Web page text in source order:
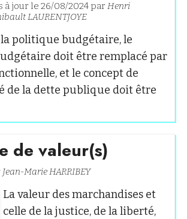
à jour le 26/08/2024 parHenri
LAURENTJOYE
politique budgétaire, le
doit être remplacé par
et le concept de
de la dette publique doit être
de valeur(s)
Jean-Marie HARRIBEY
La valeur des marchandises et
celle de la justice, de la liberté,